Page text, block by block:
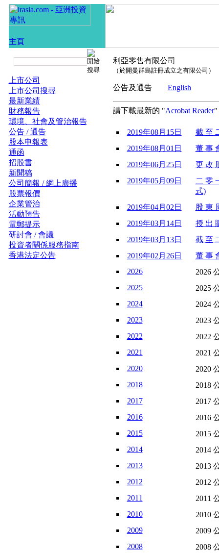
上市公司
上市公司搜尋
最新業績
財務報告
環境、社會及管治報告
公告 / 通告
股本申報表
通函
招股書
新聞稿
公司簡報 / 網上廣播
股票報價
企業管治
活動預告
電郵提示
研討會 / 會議
投資者關係服務指南
香港法定公告
利亞零售有限公司
（於開曼群島註冊成立之有限公司）
公告及通告 English
請下載最新的 "Acrobat Reader"
2019年08月15日
截 至
2019年08月01日
董 事
2019年06月25日
更 改
2019年05月09日
二 零
式)
2019年04月02日
股 東
2019年03月14日
授 出
2019年03月13日
截 至
2019年02月26日
董 事
2026
2026
2025
2025
2024
2024
2023
2023
2022
2022
2021
2021
2020
2020
2018
2018
2017
2017
2016
2016
2015
2015
2014
2014
2013
2013
2012
2012
2011
2011
2010
2010
2009
2009
2008
2008